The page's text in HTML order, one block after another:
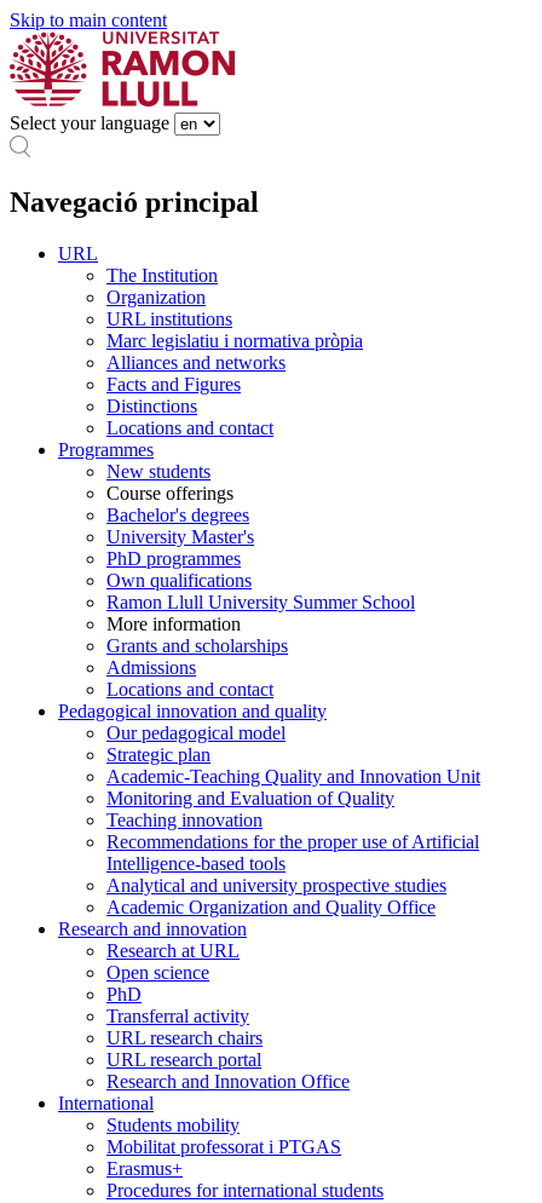
Skip to main content
Select your language
Navegació principal
URL
The Institution
Organization
URL institutions
Marc legislatiu i normativa pròpia
Alliances and networks
Facts and Figures
Distinctions
Locations and contact
Programmes
New students
Course offerings
Bachelor's degrees
University Master's
PhD programmes
Own qualifications
Ramon Llull University Summer School
More information
Grants and scholarships
Admissions
Locations and contact
Pedagogical innovation and quality
Our pedagogical model
Strategic plan
Academic-Teaching Quality and Innovation Unit
Monitoring and Evaluation of Quality
Teaching innovation
Recommendations for the proper use of Artificial
Intelligence-based tools
Analytical and university prospective studies
Academic Organization and Quality Office
Research and innovation
Research at URL
Open science
PhD
Transferral activity
URL research chairs
URL research portal
Research and Innovation Office
International
Students mobility
Mobilitat professorat i PTGAS
Erasmus+
Procedures for international students